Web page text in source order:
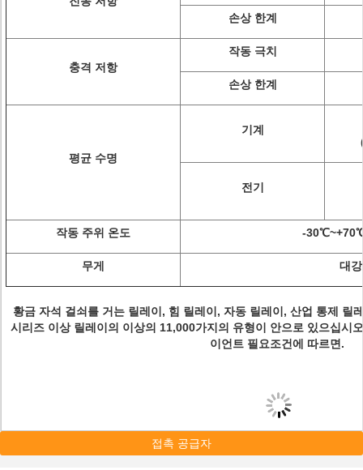
손상 한계
충격 저항
작동 극치
손상 한계
평균 수명
기계
전기
작동 주위 온도 -
무게 대
황금 자석 걸쇠를 거는 릴레이, 힘 릴레이, 자동 릴레이, 산업 통제 릴
시리즈 이상 릴레이의 이상의 11,000가지의 유형이 안으로 있으십시
이언트 필요조건에 따르면.
접촉 공급자